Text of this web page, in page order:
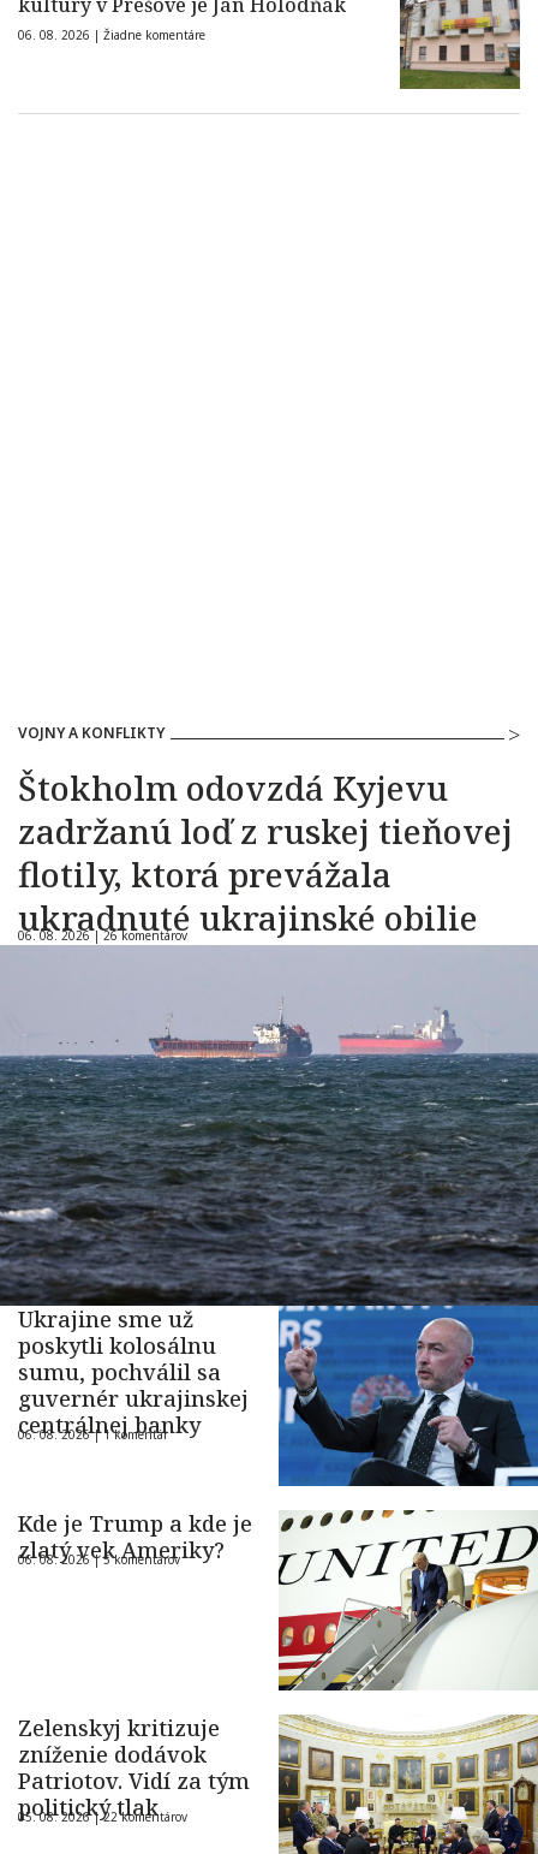
06. 08. 2026 | Žiadne komentáre
VOJNY A KONFLIKTY
Štokholm odovzdá Kyjevu
zadržanú loď z ruskej tieňovej
flotily, ktorá prevážala
ukradnuté ukrajinské obilie
06. 08. 2026 |26 komentárov
Ukrajine sme už
poskytli kolosálnu
sumu, pochválil sa
guvernér ukrajinskej
centrálnej banky
06. 08. 2026 |1 komentár
Kde je Trump a kde je
zlatý vek Ameriky?
06. 08. 2026 |5 komentárov
Zelenskyj kritizuje
zníženie dodávok
Patriotov. Vidí za tým
politický tlak
05. 08. 2026 |22 komentárov